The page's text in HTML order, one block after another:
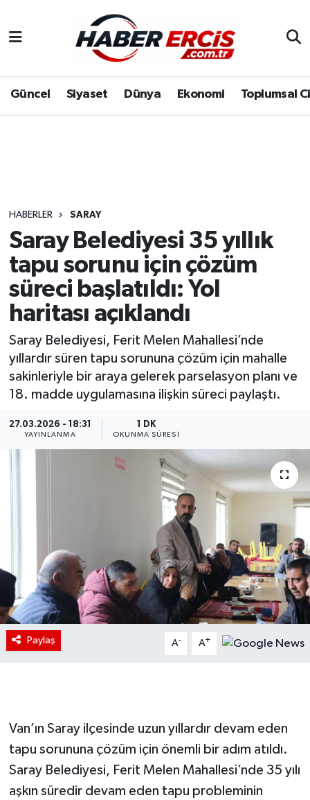
Güncel Siyaset Dünya Ekonomi Toplumsal
HABERLER SARAY
Saray Belediyesi 35 yıllık
tapu sorunu için çözüm
süreci başlatıldı: Yol
haritası açıklandı
Saray Belediyesi, Ferit Melen Mahallesi’nde
yıllardır süren tapu sorununa çözüm için mahalle
sakinleriyle bir araya gelerek parselasyon planı ve
18. madde uygulamasına ilişkin süreci paylaştı.
27.03.2026 - 18:31
YAYINLANMA
1 DK
OKUNMA SÜRESI
Paylaş A- A+
Van’ın Saray ilçesinde uzun yıllardır devam eden
tapu sorununa çözüm için önemli bir adım atıldı.
Saray Belediyesi, Ferit Melen Mahallesi’nde 35 yılı
aşkın süredir devam eden tapu probleminin